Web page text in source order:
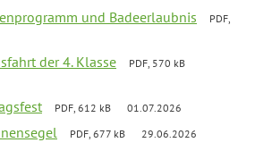
und Badeerlaubnis
PDF,
der 4. Klasse
PDF, 570 kB
PDF, 612 kB 01.07.2026
PDF, 677 kB 29.06.2026